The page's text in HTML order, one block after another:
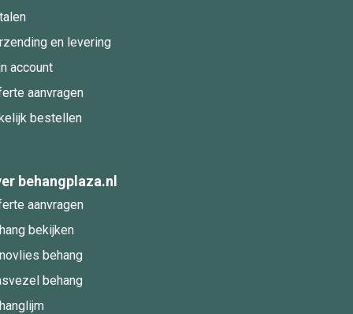
en levering
account
aanvragen
bestellen
behangplaza.nl
aanvragen
bekijken
behang
behang